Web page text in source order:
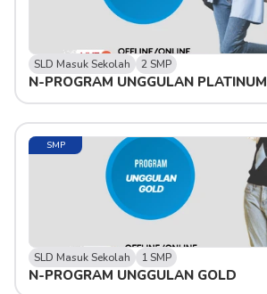
SLD Masuk Sekolah 2 SMP
N-PROGRAM UNGGULAN PLATINUM
SMP
SLD Masuk Sekolah 1 SMP
N-PROGRAM UNGGULAN GOLD